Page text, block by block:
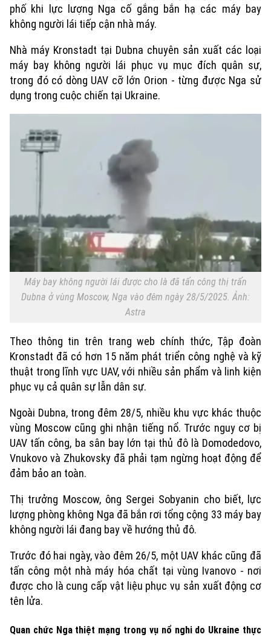
Theo dõi Hà Nội On
phố khi lực lượng Nga cố gắng bắn hạ các máy bay
không người lái tiếp cận nhà máy.
Nhà máy Kronstadt tại Dubna chuyên sản xuất các loại
máy bay không người lái phục vụ mục đích quân sự,
trong đó có dòng UAV cỡ lớn Orion - từng được Nga sử
dụng trong cuộc chiến tại Ukraine.
Máy bay không người lái được cho là đã tấn công thị trấn
Dubna ở vùng Moscow, Nga vào đêm ngày 28/5/2025. Ảnh:
Astra
Theo thông tin trên trang web chính thức, Tập đoàn
Kronstadt đã có hơn 15 năm phát triển công nghệ và kỹ
thuật trong lĩnh vực UAV, với nhiều sản phẩm và linh kiện
phục vụ cả quân sự lẫn dân sự.
Ngoài Dubna, trong đêm 28/5, nhiều khu vực khác thuộc
vùng Moscow cũng ghi nhận tiếng nổ. Trước nguy cơ bị
UAV tấn công, ba sân bay lớn tại thủ đô là Domodedovo,
Vnukovo và Zhukovsky đã phải tạm ngừng hoạt động để
đảm bảo an toàn.
Thị trưởng Moscow, ông Sergei Sobyanin cho biết, lực
lượng phòng không Nga đã bắn rơi tổng cộng 33 máy bay
không người lái đang bay về hướng thủ đô.
Trước đó hai ngày, vào đêm 26/5, một UAV khác cũng đã
tấn công một nhà máy hóa chất tại vùng Ivanovo - nơi
được cho là cung cấp vật liệu phục vụ sản xuất động cơ
tên lửa.
Quan chức Nga thiệt mạng trong vụ nổ nghi do Ukraine thực